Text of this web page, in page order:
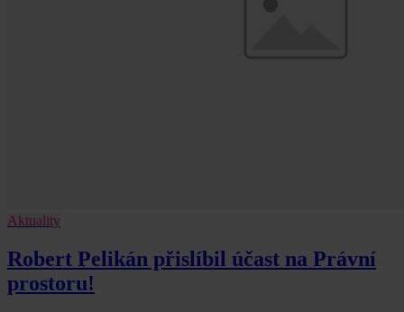
Aktuality
Robert Pelikán přislíbil účast na Právní
prostoru!